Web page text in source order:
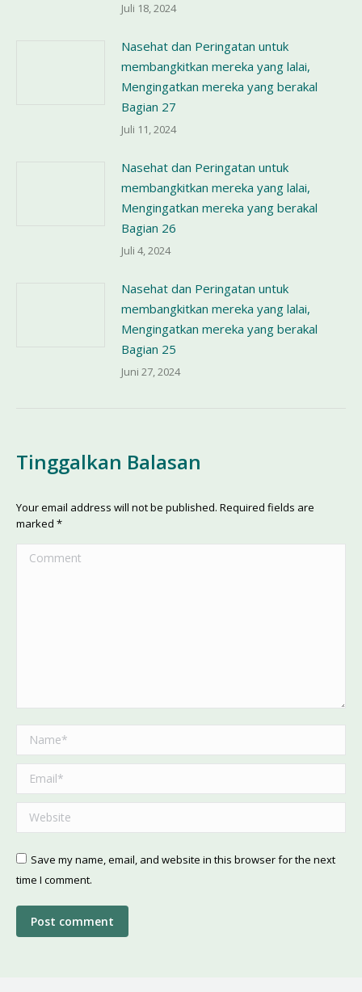
Juli 18, 2024
Nasehat dan Peringatan untuk
membangkitkan mereka yang lalai,
Mengingatkan mereka yang berakal
Bagian 27
Juli 11, 2024
Nasehat dan Peringatan untuk
membangkitkan mereka yang lalai,
Mengingatkan mereka yang berakal
Bagian 26
Juli 4, 2024
Nasehat dan Peringatan untuk
membangkitkan mereka yang lalai,
Mengingatkan mereka yang berakal
Bagian 25
Juni 27, 2024
Tinggalkan Balasan
Your email address will not be published. Required fields are
marked *
Comment
Name *
Email *
Website
Save my name, email, and website in this browser for the next
time I comment.
Post comment